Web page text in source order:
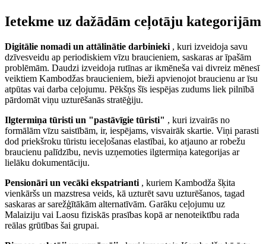
Ietekme uz dažādām ceļotāju kategorijām
Digitālie nomadi un attālinātie darbinieki , kuri izveidoja savu
dzīvesveidu ap periodiskiem vīzu braucieniem, saskaras ar īpašām
problēmām. Daudzi izveidoja rutīnas ar ikmēneša vai divreiz mēnesī
veiktiem Kambodžas braucieniem, bieži apvienojot braucienu ar īsu
atpūtas vai darba ceļojumu. Pēkšņs šīs iespējas zudums liek pilnībā
pārdomāt viņu uzturēšanās stratēģiju.
Ilgtermiņa tūristi un "pastāvīgie tūristi" , kuri izvairās no
formālām vīzu saistībām, ir, iespējams, visvairāk skartie. Viņi parasti
dod priekšroku tūristu ieceļošanas elastībai, ko atjauno ar robežu
braucienu palīdzību, nevis uzņemoties ilgtermiņa kategorijas ar
lielāku dokumentāciju.
Pensionāri un vecāki ekspatrianti , kuriem Kambodža šķita
vienkāršs un mazstresa veids, kā uzturēt savu uzturēšanos, tagad
saskaras ar sarežģītākām alternatīvām. Garāku ceļojumu uz
Malaiziju vai Laosu fiziskās prasības kopā ar nenoteiktību rada
reālas grūtības šai grupai.